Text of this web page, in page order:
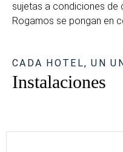
sujetas a condiciones de
Rogamos se pongan en
CADA HOTEL, UN
Instalaciones